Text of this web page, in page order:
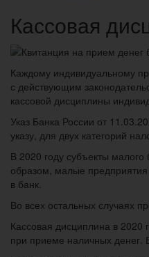
Кассовая
Каждому индивидуальному
с действующим
кассовой дисциплины
Указ Банка России от
указу, для двух категорий
В 2020 году субъекты
образом, малые предприятия
в банк.
Во всех остальных случаях
Кассовая дисциплина в
при приеме наличных денег.